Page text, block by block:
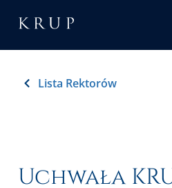
Lista Rektorów
Uchwała